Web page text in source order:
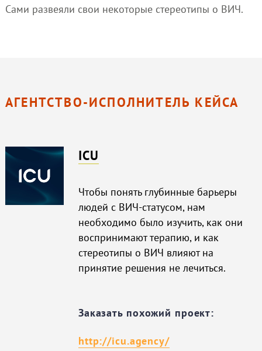
Сами развеяли свои некоторые стереотипы о ВИЧ.
АГЕНТСТВО-ИСПОЛНИТЕЛЬ КЕЙСА
ICU
Чтобы понять глубинные барьеры
людей с ВИЧ-статусом, нам
необходимо было изучить, как они
воспринимают терапию, и как
стереотипы о ВИЧ влияют на
принятие решения не лечиться.
Заказать похожий проект:
http://icu.agency/